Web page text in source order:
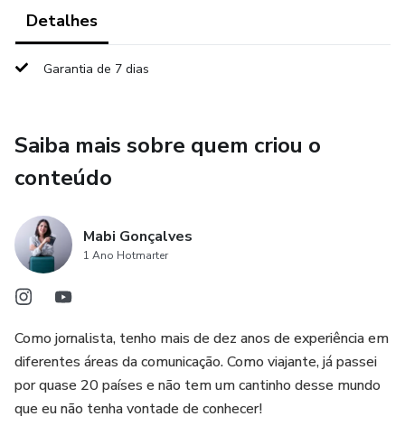
você otimizar seu tempo e seu dinheiro.
as atrações, dicas reais de segurança que só quem vive a
O que você vai encontrar neste E-book (PDF):
Este roteiro é um planejador de viagens completo na
palma da sua mão. Veja o que preparamos para os seus 3
dias:
- Roteiro dia a dia detalhado com mapa
- Dia 1 - Zona Sul: explore o melhor de Copacabana,
Ipanema e Leblon, incluindo o Forte de Copacabana e
paradas estratégicas.
Detalhes
Garantia de 7 dias
Saiba mais sobre quem criou o
conteúdo
Mabi Gonçalves
1 Ano Hotmarter
Como jornalista, tenho mais de dez anos de experiência em
diferentes áreas da comunicação. Como viajante, já passei
por quase 20 países e não tem um cantinho desse mundo
que eu não tenha vontade de conhecer!